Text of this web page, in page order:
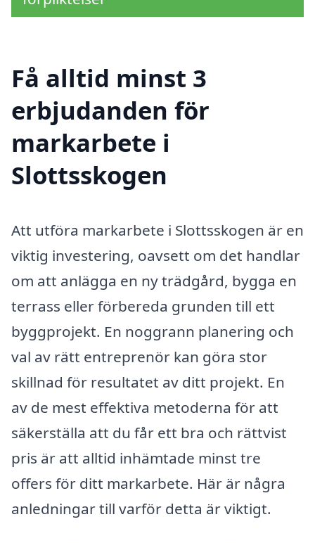
Få alltid minst 3
erbjudanden för
markarbete i
Slottsskogen
Att utföra markarbete i Slottsskogen är en
viktig investering, oavsett om det handlar
om att anlägga en ny trädgård, bygga en
terrass eller förbereda grunden till ett
byggprojekt. En noggrann planering och
val av rätt entreprenör kan göra stor
skillnad för resultatet av ditt projekt. En
av de mest effektiva metoderna för att
säkerställa att du får ett bra och rättvist
pris är att alltid inhämtade minst tre
offers för ditt markarbete. Här är några
anledningar till varför detta är viktigt.